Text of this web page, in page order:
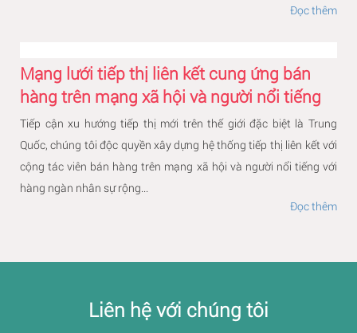
Đọc thêm
Mạng lưới tiếp thị liên kết cung ứng bán
hàng trên mạng xã hội và người nổi tiếng
Tiếp cận xu hướng tiếp thị mới trên thế giới đặc biệt là Trung
Quốc, chúng tôi độc quyền xây dựng hệ thống tiếp thị liên kết với
cộng tác viên bán hàng trên mạng xã hội và người nổi tiếng với
hàng ngàn nhân sự rộng...
Đọc thêm
Liên hệ với chúng tôi